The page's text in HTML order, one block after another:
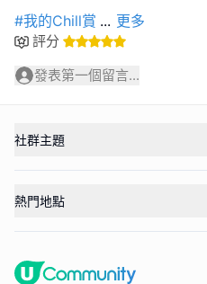
#我的Chill賞 ... 更多
評分
發表第一個留言...
社群主題
熱門地點